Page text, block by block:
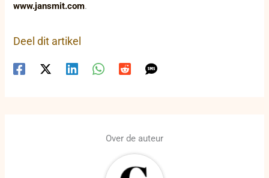
www.jansmit.com.
Deel dit artikel
Over de auteur